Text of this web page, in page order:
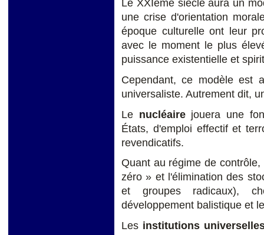
Le XXIème siècle aura un
une crise d'orientation
époque culturelle ont leur
avec le moment le plus
puissance existentielle et
Cependant, ce modèle est
universaliste. Autrement dit,
Le nucléairejouera une
États, d'emploi effectif et
revendicatifs.
Quant au régime de
zéro » et l'élimination des
et groupes radicaux),
développement balistique et
Les institutions